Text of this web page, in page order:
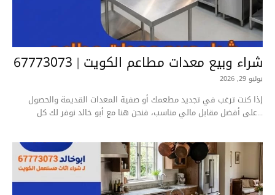
شراء وبيع معدات مطاعم الكويت | 67773073
يوليو 29, 2026
إذا كنت ترغب في تجديد مطعمك أو صفية المعدات القديمة والحصول
على أفضل مقابل مالي مناسب، فنحن هنا مع أبو خالد نوفر لك كل...